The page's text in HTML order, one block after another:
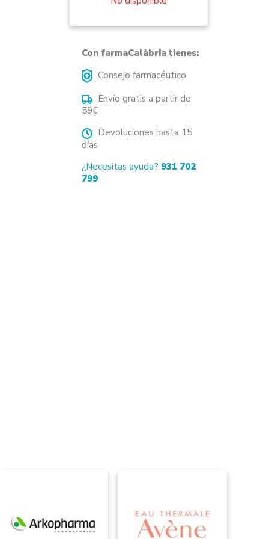
Con farmaCalàbria tienes:
Consejo farmacéutico
Envío gratis a partir de
59€
Devoluciones hasta 15
días
¿Necesitas ayuda? 931 702
799